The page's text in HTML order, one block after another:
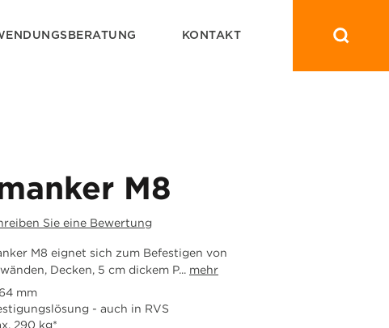
KONTAKT
M8
Sie eine Bewertung
M8 eignet sich zum Befestigen von
Decken, 5 cm dickem P... mehr
mm
- auch in RVS
290 kg*